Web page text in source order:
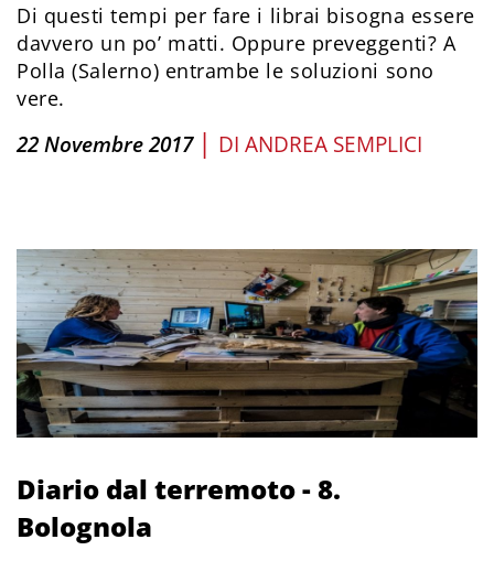
Di questi tempi per fare i librai bisogna essere
davvero un po’ matti. Oppure preveggenti? A
Polla (Salerno) entrambe le soluzioni sono
vere.
22 Novembre 2017 | DI ANDREA SEMPLICI
Diario dal terremoto - 8.
Bolognola